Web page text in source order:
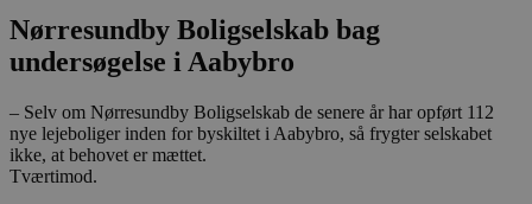
Nørresundby Boligselskab bag
undersøgelse i Aabybro
– Selv om Nørresundby Boligselskab de senere år har opført 112
nye lejeboliger inden for byskiltet i Aabybro, så frygter selskabet
ikke, at behovet er mættet.
Tværtimod.